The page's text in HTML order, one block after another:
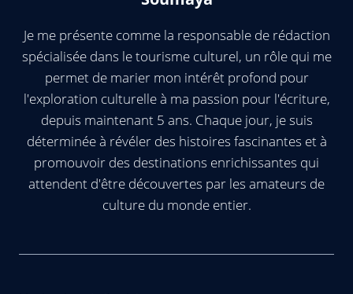
Je me présente comme la responsable de rédaction
spécialisée dans le tourisme culturel, un rôle qui me
permet de marier mon intérêt profond pour
l'exploration culturelle à ma passion pour l'écriture,
depuis maintenant 5 ans. Chaque jour, je suis
déterminée à révéler des histoires fascinantes et à
promouvoir des destinations enrichissantes qui
attendent d'être découvertes par les amateurs de
culture du monde entier.